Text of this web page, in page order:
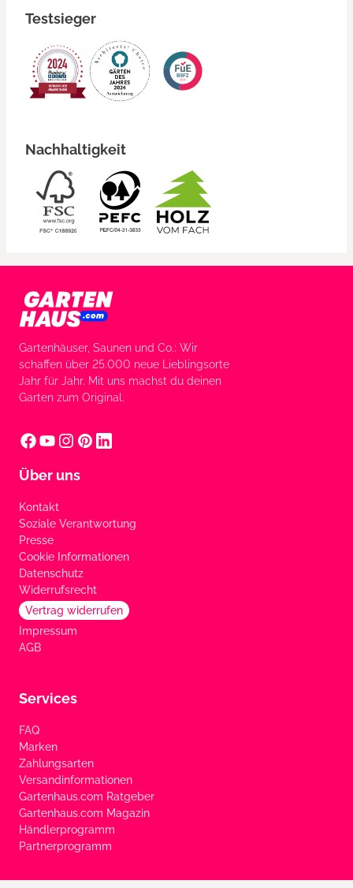
Testsieger
Nachhaltigkeit
Gartenhäuser, Saunen und Co.: Wir
schaffen über 25.000 neue Lieblingsorte
Jahr für Jahr. Mit uns machst du deinen
Garten zum Original.
Über uns
Kontakt
Soziale Verantwortung
Presse
Cookie Informationen
Datenschutz
Widerrufsrecht
Vertrag widerrufen
Impressum
AGB
Services
FAQ
Marken
Zahlungsarten
Versandinformationen
Gartenhaus.com Ratgeber
Gartenhaus.com Magazin
Händlerprogramm
Partnerprogramm